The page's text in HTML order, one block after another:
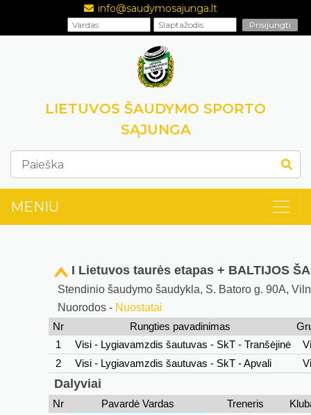
info@saudymosajunga.lt
LIETUVOS ŠAUDYMO SPORTO
SĄJUNGA
MENIU
I Lietuvos taurės etapas + BALTIJOS
Stendinio šaudymo šaudykla, S. Batoro g. 90A,
Nuorodos - Nuostatai
Nr
Rungties pavadinimas
1
Visi - Lygiavamzdis šautuvas - SkT - Tranšėjinė
2
Visi - Lygiavamzdis šautuvas - SkT - Apvali
Dalyviai
Nr Pavardė Vardas Treneris